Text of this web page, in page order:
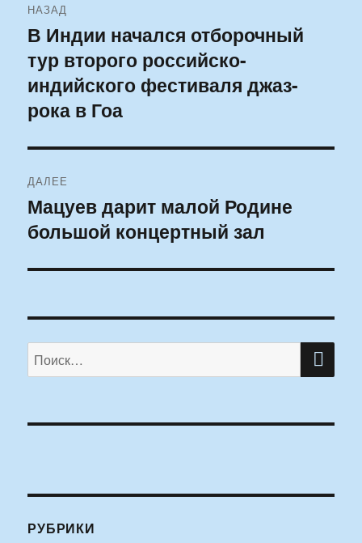
по
записям
НАЗАД
Предыдущая
запись:
В Индии начался отборочный
тур второго российско-
индийского фестиваля джаз-
рока в Гоа
ДАЛЕЕ
Следующая
запись:
Мацуев дарит малой Родине
большой концертный зал
Искать:
РУБРИКИ